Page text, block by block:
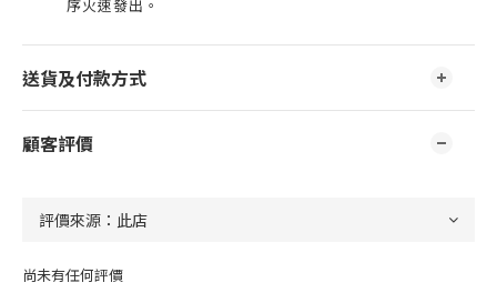
序火速發出。
送貨及付款方式
顧客評價
尚未有任何評價